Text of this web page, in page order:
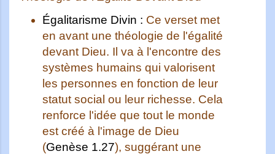
Égalitarisme Divin : Ce verset met
en avant une théologie de l'égalité
devant Dieu. Il va à l'encontre des
systèmes humains qui valorisent
les personnes en fonction de leur
statut social ou leur richesse. Cela
renforce l'idée que tout le monde
est créé à l'image de Dieu
(Genèse 1.27), suggérant une